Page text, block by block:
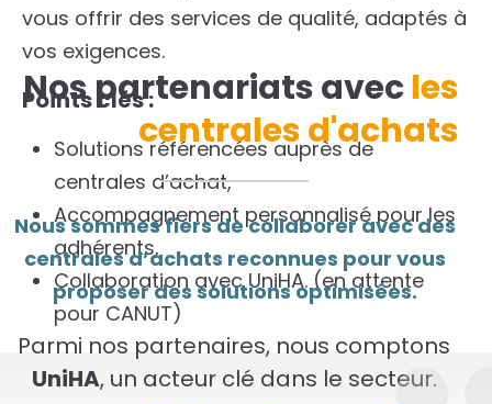
vous offrir des services de qualité, adaptés à
vos exigences.
Points clés :
Solutions référencées auprès de
centrales d’achat,
Accompagnement personnalisé pour les
adhérents,
Collaboration avec UniHA. (en attente
pour CANUT)
Nos partenariats avecles
centrales d'achats
Nous sommes fiers de collaborer avec des
centrales d’achats reconnues pour vous
proposer des solutions optimisées.
Parmi nos partenaires, nous comptons
UniHA, un acteur clé dans le secteur.